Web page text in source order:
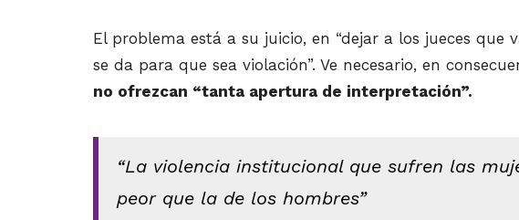
El problema está a su juicio, en “dejar a los jueces que
se da para que sea violación”. Ve necesario, en
no ofrezcan “tanta apertura de interpretación”.
“La violencia institucional que sufren las
peor que la de los hombres”